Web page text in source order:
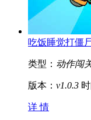
吃饭睡觉打僵
类型： 动作闯
版本： v1.0.3
详 情